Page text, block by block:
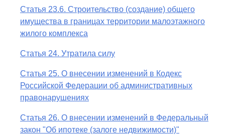
Статья 23.6. Строительство (создание) общего
имущества в границах территории малоэтажного
жилого комплекса
Статья 24. Утратила силу
Статья 25. О внесении изменений в Кодекс
Российской Федерации об административных
правонарушениях
Статья 26. О внесении изменений в Федеральный
закон "Об ипотеке (залоге недвижимости)"